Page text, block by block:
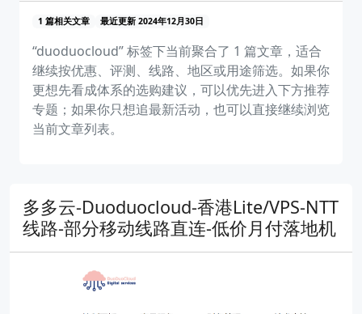
1 篇相关文章 最近更新 2024年12月30日
“duoduocloud” 标签下当前聚合了 1 篇文章，适合
继续按优惠、评测、线路、地区或用途筛选。如果你
更想先看成体系的选购建议，可以优先进入下方推荐
专题；如果你只想追最新活动，也可以直接继续浏览
当前文章列表。
多多云-Duoduocloud-香港Lite/VPS-NTT
线路-部分移动线路直连-低价月付落地机